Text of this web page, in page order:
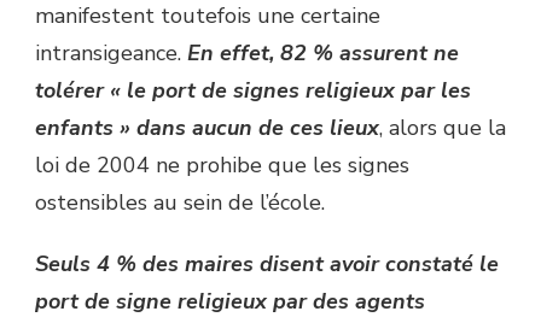
manifestent toutefois une certaine
intransigeance. En effet, 82 % assurent ne
tolérer « le port de signes religieux par les
enfants » dans aucun de ces lieux, alors que la
loi de 2004 ne prohibe que les signes
ostensibles au sein de l’école.
Seuls 4 % des maires disent avoir constaté le
port de signe religieux par des agents